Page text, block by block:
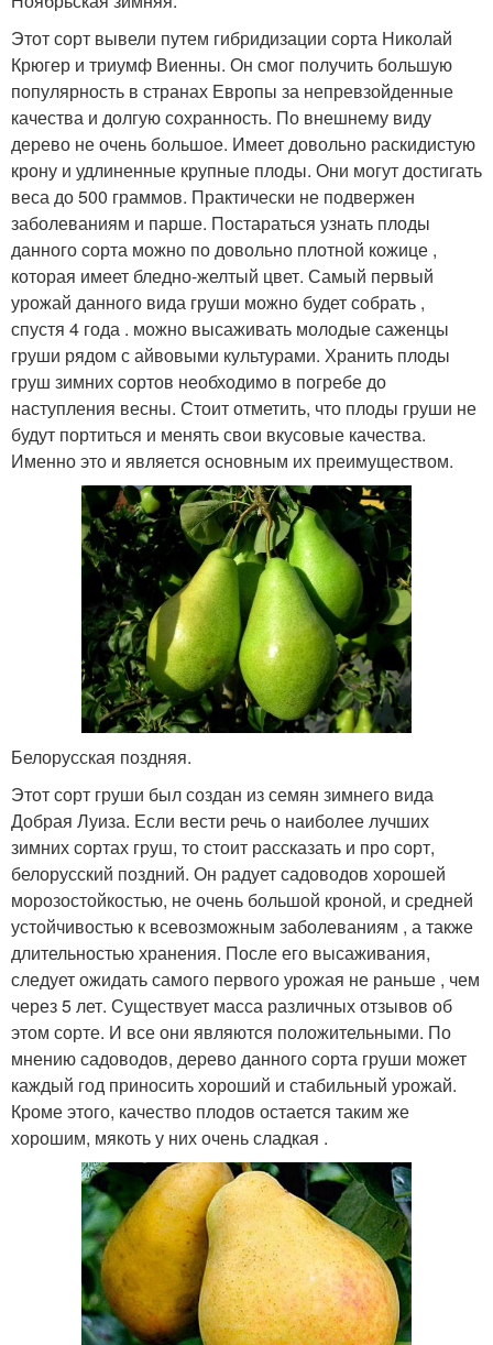
Этот сорт вывели путем гибридизации сорта Николай
Крюгер и триумф Виенны. Он смог получить большую
популярность в странах Европы за непревзойденные
качества и долгую сохранность. По внешнему виду
дерево не очень большое. Имеет довольно раскидистую
крону и удлиненные крупные плоды. Они могут достигать
веса до 500 граммов. Практически не подвержен
заболеваниям и парше. Постараться узнать плоды
данного сорта можно по довольно плотной кожице ,
которая имеет бледно-желтый цвет. Самый первый
урожай данного вида груши можно будет собрать ,
спустя 4 года . можно высаживать молодые саженцы
груши рядом с айвовыми культурами. Хранить плоды
груш зимних сортов необходимо в погребе до
наступления весны. Стоит отметить, что плоды груши не
будут портиться и менять свои вкусовые качества.
Именно это и является основным их преимуществом.
Белорусская поздняя.
Этот сорт груши был создан из семян зимнего вида
Добрая Луиза. Если вести речь о наиболее лучших
зимних сортах груш, то стоит рассказать и про сорт,
белорусский поздний. Он радует садоводов хорошей
морозостойкостью, не очень большой кроной, и средней
устойчивостью к всевозможным заболеваниям , а также
длительностью хранения. После его высаживания,
следует ожидать самого первого урожая не раньше , чем
через 5 лет. Существует масса различных отзывов об
этом сорте. И все они являются положительными. По
мнению садоводов, дерево данного сорта груши может
каждый год приносить хороший и стабильный урожай.
Кроме этого, качество плодов остается таким же
хорошим, мякоть у них очень сладкая .